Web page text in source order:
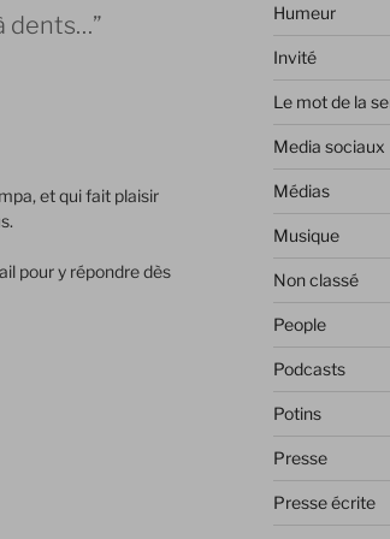
dents…”
et qui fait plaisir
pour y répondre dès
Humeur
Invité
Le mot de la
Media sociaux
Médias
Musique
Non classé
People
Podcasts
Potins
Presse
Presse écrite